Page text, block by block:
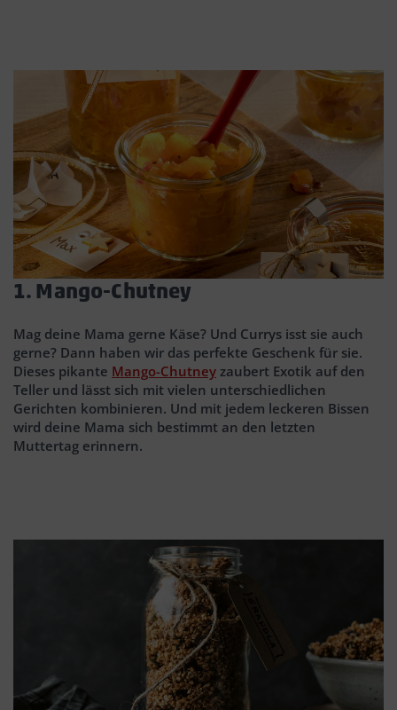
1. Mango-Chutney
Mag deine Mama gerne Käse? Und Currys isst sie auch
gerne? Dann haben wir das perfekte Geschenk für sie.
Dieses pikante Mango-Chutney zaubert Exotik auf den
Teller und lässt sich mit vielen unterschiedlichen
Gerichten kombinieren. Und mit jedem leckeren Bissen
wird deine Mama sich bestimmt an den letzten
Muttertag erinnern.